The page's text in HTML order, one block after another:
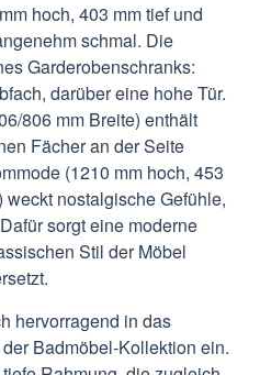
hoch, 403 mm tief und
schmal. Die
Garderobenschranks:
darüber eine hohe Tür.
806 mm Breite) enthält
Fächer an der Seite
(1210 mm hoch, 453
weckt nostalgische Gefühle,
sorgt eine moderne
Stil der Möbel
hervorragend in das
Badmöbel-Kollektion ein.